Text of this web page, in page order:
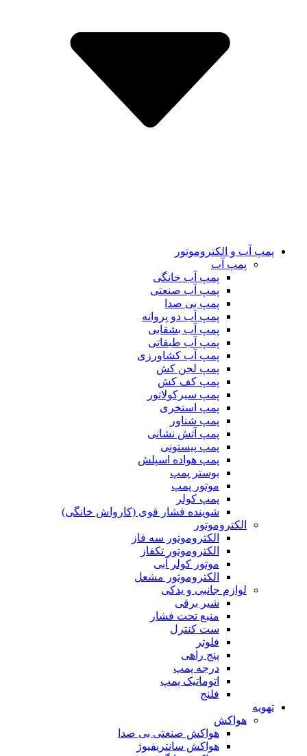
پمپ آب و الکتروموتور
پمپ آب
پمپ آب خانگی
پمپ آب صنعتی
پمپ بی صدا
پمپ آب دو پروانه
پمپ آب بشقابی
پمپ آب طبقاتی
پمپ آب کشاورزی
پمپ لجن کش
پمپ کف کش
پمپ سیرکولاتور
پمپ استخری
پمپ شناور
پمپ آتش نشانی
پمپ پیستونی
پمپ هواده اسپلش
بوستر پمپ
موتور پمپ
پمپ کولر
شوینده فشار قوی (کارواش خانگی)
الکتروموتور
الکتروموتور سه فاز
الکتروموتور تکفاز
موتور کولر آبی
الکتروموتور مشعل
لوازم جانبی و یدکی
شیر برقی
منبع تحت فشار
ست کنترل
فلوتر
پنج راهی
درجه پمپ
اتوماتیک پمپ
فلنج
تهویه
هواکش
هواکش صنعتی بی صدا
هواکش سانتریفیوژ